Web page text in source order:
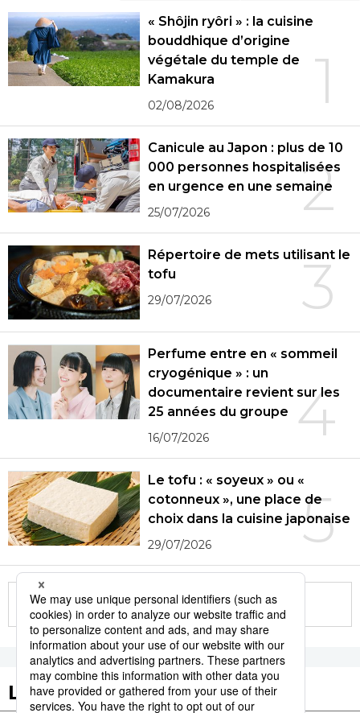
1
« Shôjin ryôri » : la cuisine
bouddhique d’origine
végétale du temple de
Kamakura
02/08/2026
2
Canicule au Japon : plus de 10
000 personnes hospitalisées
en urgence en une semaine
25/07/2026
3
Répertoire de mets utilisant le
tofu
29/07/2026
4
Perfume entre en « sommeil
cryogénique » : un
documentaire revient sur les
25 années du groupe
16/07/2026
5
Le tofu : « soyeux » ou «
cotonneux », une place de
choix dans la cuisine japonaise
29/07/2026
More in this series
Les tags populaires